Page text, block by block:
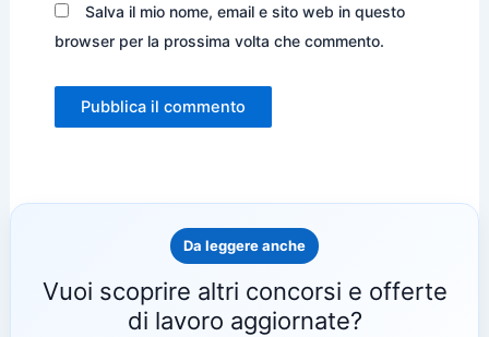
Salva il mio nome, email e sito web in questo
browser per la prossima volta che commento.
Da leggere anche
Vuoi scoprire altri concorsi e offerte
di lavoro aggiornate?